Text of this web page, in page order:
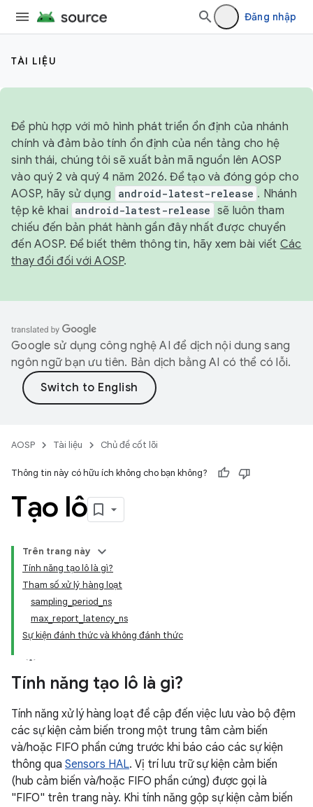
Đăng nhập
TÀI LIỆU
Để phù hợp với mô hình phát triển ổn định của nhánh
chính và đảm bảo tính ổn định của nền tảng cho hệ
sinh thái, chúng tôi sẽ xuất bản mã nguồn lên AOSP
vào quý 2 và quý 4 năm 2026. Để tạo và đóng góp cho
AOSP, hãy sử dụng
android-latest-release . Nhánh
tệp kê khai android-latest-release sẽ luôn tham
chiếu đến bản phát hành gần đây nhất được chuyển
đến AOSP. Để biết thêm thông tin, hãy xem bài viết Các
thay đổi đối với AOSP.
Google sử dụng công nghệ AI để dịch nội dung sang
ngôn ngữ bạn ưu tiên. Bản dịch bằng AI có thể có lỗi.
AOSP Tài liệu Chủ đề cốt lõi
Thông tin này có hữu ích không cho bạn không?
Tạo lô
Trên trang này
Tính năng tạo lô là gì?
Tham số xử lý hàng loạt
sampling_period_ns
max_report_latency_ns
Sự kiện đánh thức và không đánh thức
Tính năng tạo lô là gì?
Tính năng xử lý hàng loạt đề cập đến việc lưu vào bộ đệm
các sự kiện cảm biến trong một trung tâm cảm biến
và/hoặc FIFO phần cứng trước khi báo cáo các sự kiện
thông qua Sensors HAL. Vị trí lưu trữ sự kiện cảm biến
(hub cảm biến và/hoặc FIFO phần cứng) được gọi là
"FIFO" trên trang này. Khi tính năng gộp sự kiện cảm biến